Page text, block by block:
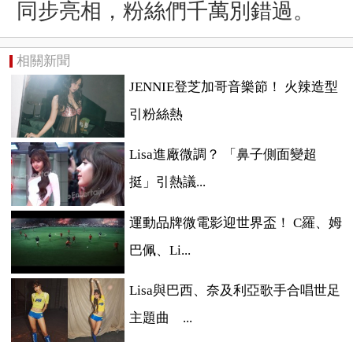
同步亮相，粉絲們千萬別錯過。
相關新聞
JENNIE登芝加哥音樂節！ 火辣造型
引粉絲熱
Lisa進廠微調？ 「鼻子側面變超
挺」引熱議...
運動品牌微電影迎世界盃！ C羅、姆
巴佩、Li...
Lisa與巴西、奈及利亞歌手合唱世足
主題曲 ...